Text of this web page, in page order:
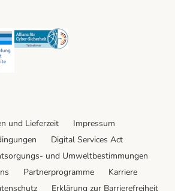
Security Security
und Lieferzeit
Impressum
Digital Services Act
und Umweltbestimmungen
Partnerprogramme
Karriere
Erklärung zur Barrierefreiheit